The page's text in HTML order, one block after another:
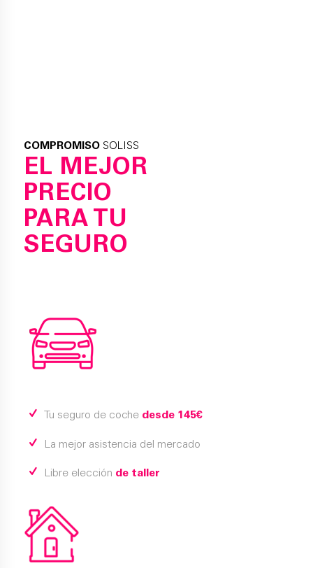
COMPROMISOSOLISS
EL MEJOR
PRECIO
PARA TU
SEGURO
Tu seguro de coche desde 145€
La mejor asistencia del mercado
Libre elección de taller